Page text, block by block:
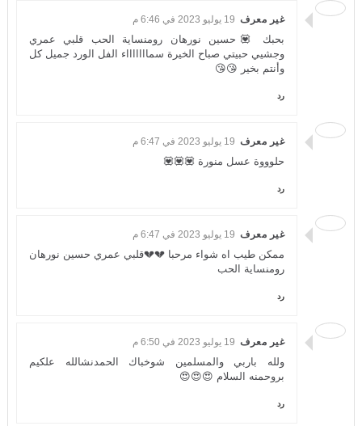
غير معرف 19 يوليو 2023 في 6:46 م
بحبك 💟حسين نورهان رومنساية الحب قلبي عمري
وجشيي حبيتي صباح الخيرة سماااااااء الفل الورد جميل كل
وأنتم بخير 😘😘
رد
غير معرف 19 يوليو 2023 في 6:47 م
حلوووة عسل منورة 💟💟💟
رد
غير معرف 19 يوليو 2023 في 6:47 م
ممكن طيب اه شواء مرحبا 💔💔قلبي عمري حسين نورهان
رومنساية الحب
رد
غير معرف 19 يوليو 2023 في 6:50 م
ولله باربي والمسلمين شوخباك الحمدنشالله علكيم
بروحمنه السلام 😍😍😍
رد